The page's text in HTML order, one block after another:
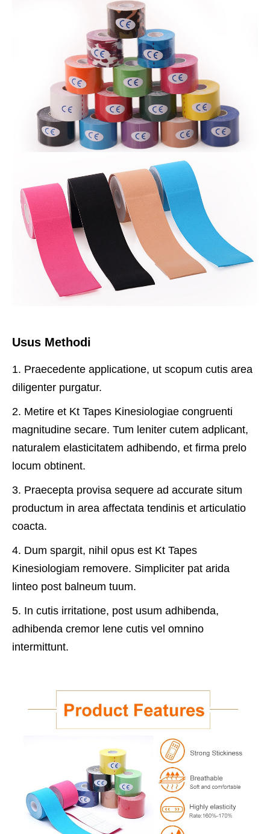
Usus Methodi
1. Praecedente applicatione, ut scopum cutis area
diligenter purgatur.
2. Metire et Kt Tapes Kinesiologiae congruenti
magnitudine secare. Tum leniter cutem adplicant,
naturalem elasticitatem adhibendo, et firma prelo
locum obtinent.
3. Praecepta provisa sequere ad accurate situm
productum in area affectata tendinis et articulatio
coacta.
4. Dum spargit, nihil opus est Kt Tapes
Kinesiologiam removere. Simpliciter pat arida
linteo post balneum tuum.
5. In cutis irritatione, post usum adhibenda,
adhibenda cremor lene cutis vel omnino
intermittunt.